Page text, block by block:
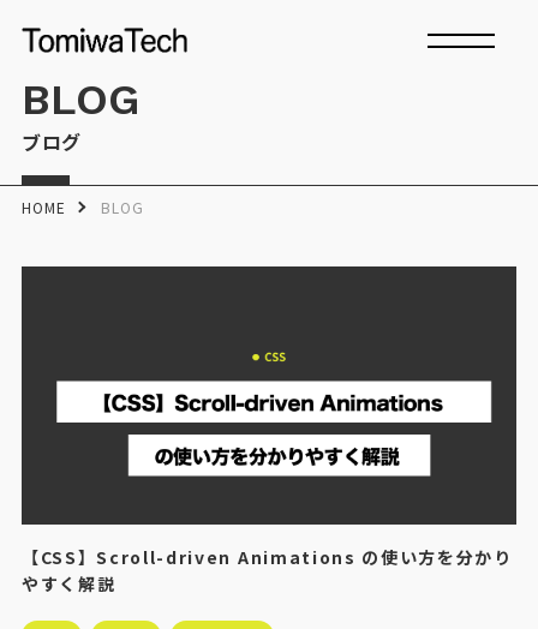
BLOG
ブログ
HOME BLOG
【CSS】Scroll-driven Animations の使い方を分かり
やすく解説